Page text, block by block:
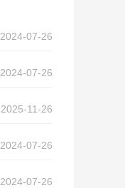
2024-07-26
2024-07-26
2025-11-26
2024-07-26
2024-07-26